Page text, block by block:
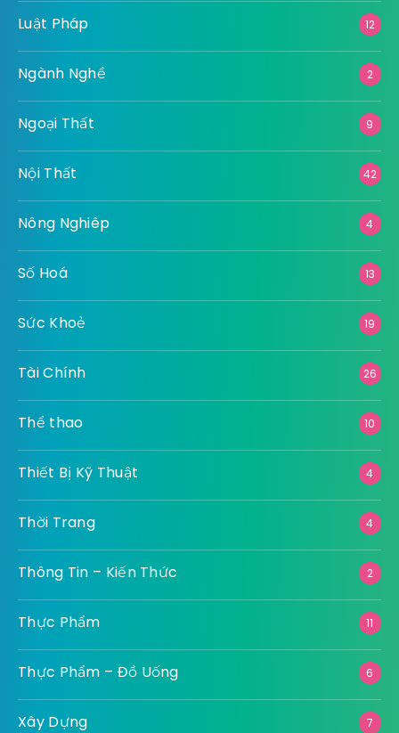
Luật Pháp 12
Ngành Nghề 2
Ngoại Thất 9
Nội Thất 42
Nông Nghiêp 4
Số Hoá 13
Sức Khoẻ 19
Tài Chính 26
Thể thao 10
Thiết Bị Kỹ Thuật 4
Thời Trang 4
Thông Tin – Kiến Thức 2
Thực Phẩm 11
Thực Phẩm – Đồ Uống 6
Xây Dựng 7